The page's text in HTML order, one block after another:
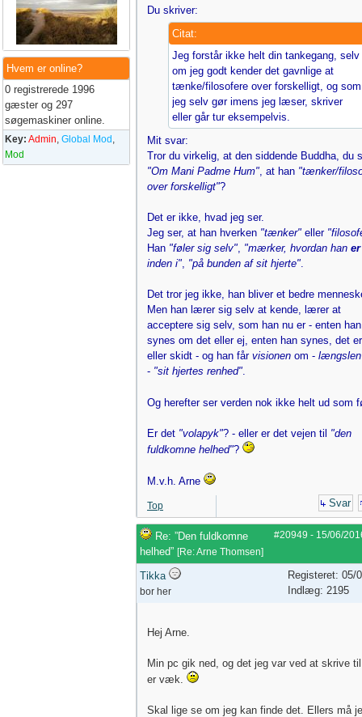
Hvem er online?
0 registrerede 1996
gæster og 297
søgemaskiner online.
Key: Admin, Global Mod ,
Mod
Du skriver:
Citat:
Jeg forstår ikke helt din tankegang, selv
om jeg godt kender det gavnlige at
tænke/filosofere over forskelligt, og som
jeg selv gør imens jeg læser, skriver
eller går tur eksempelvis.
Mit svar:
Tror du virkelig, at den siddende Buddha, du
"Om Mani Padme Hum", at han "tænker/
over forskelligt"?
Det er ikke, hvad jeg ser.
Jeg ser, at han hverken "tænker" eller
Han "føler sig selv", "mærker, hvordan han er
inden i", "på bunden af sit hjerte".
Det tror jeg ikke, han bliver et bedre
Men han lærer sig selv at kende, lærer at
acceptere sig selv, som han nu er - enten
synes om det eller ej, enten han synes, det
eller skidt - og han får visionen om - længslen
- "sit hjertes renhed".
Og herefter ser verden nok ikke helt ud som
Er det "volapyk"? - eller er det vejen til "den
fuldkomne helhed"?
M.v.h. Arne
Top Svar
#20949 - 15/06/
Re: ”Den fuldkomne
helhed” [Re: Arne Thomsen]
Tikka
bor her
Registeret: 05/
Indlæg: 2195
Hej Arne.
Min pc gik ned, og det jeg var ved at skrive
er væk.
Skal lige se om jeg kan finde det. Ellers må